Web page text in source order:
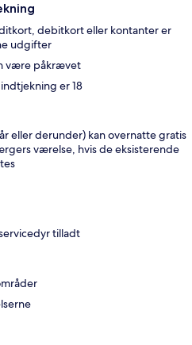
debitkort eller kontanter er
udgifter
være påkrævet
er 18
eller derunder) kan overnatte gratis
værelse, hvis de eksisterende
tilladt